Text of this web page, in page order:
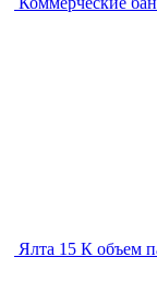
Ялта 15 К объем